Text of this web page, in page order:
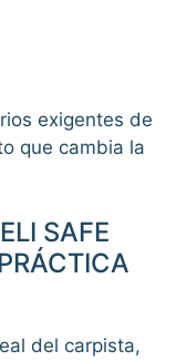
exigentes de
que cambia la
SAFE
del carpista,